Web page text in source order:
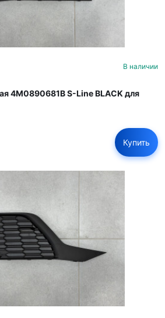
В наличии
4M0890681B S-Line BLACK для
Купить